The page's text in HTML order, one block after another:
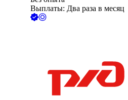
Выплаты: Два раза в месяц